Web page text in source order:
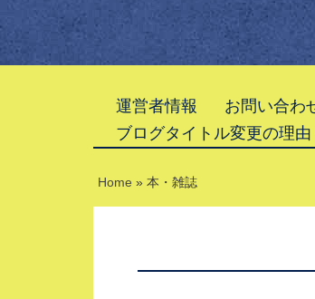
運営者情報 お問い合わ
ブログタイトル変更の理
Home » 本・雑誌